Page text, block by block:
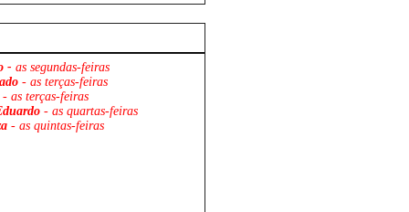
- as segundas-feiras
- as terças-feiras
- as terças-feiras
- as quartas-feiras
- as quintas-feiras